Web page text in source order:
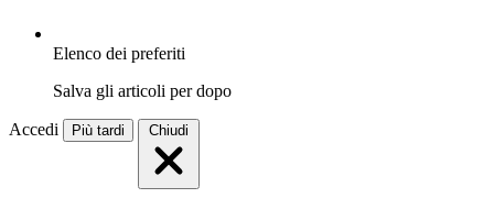
Elenco dei preferiti
Salva gli articoli per dopo
Accedi Più tardi Chiudi